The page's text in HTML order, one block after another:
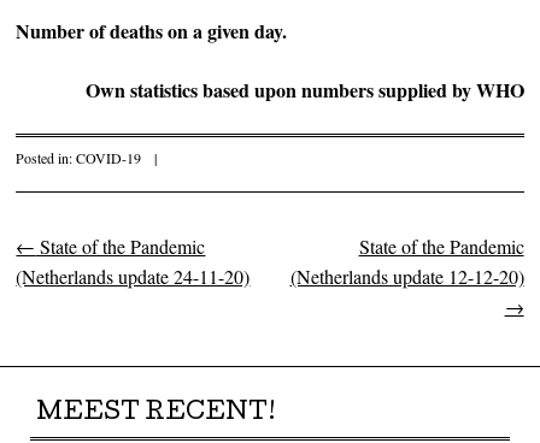
Number of deaths on a given day.
Own statistics based upon numbers supplied by WHO
Posted in:COVID-19 |
Post navigation
← State of the Pandemic
(Netherlands update 24-11-20)
State of the Pandemic
(Netherlands update 12-12-20)
→
MEEST RECENT!